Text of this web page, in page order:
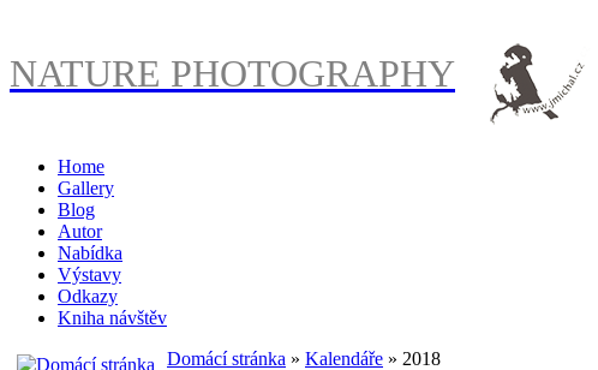
NATURE PHOTOGRAPHY
Home
Gallery
Blog
Autor
Nabídka
Výstavy
Odkazy
Kniha návštěv
Domácí stránka » Kalendáře » 2018